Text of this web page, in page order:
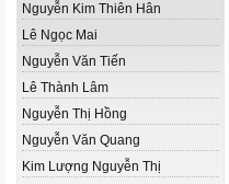
Nguyễn Kim Thiên Hân
Lê Ngọc Mai
Nguyễn Văn Tiến
Lê Thành Lâm
Nguyễn Thị Hồng
Nguyễn Văn Quang
Kim Lượng Nguyễn Thị